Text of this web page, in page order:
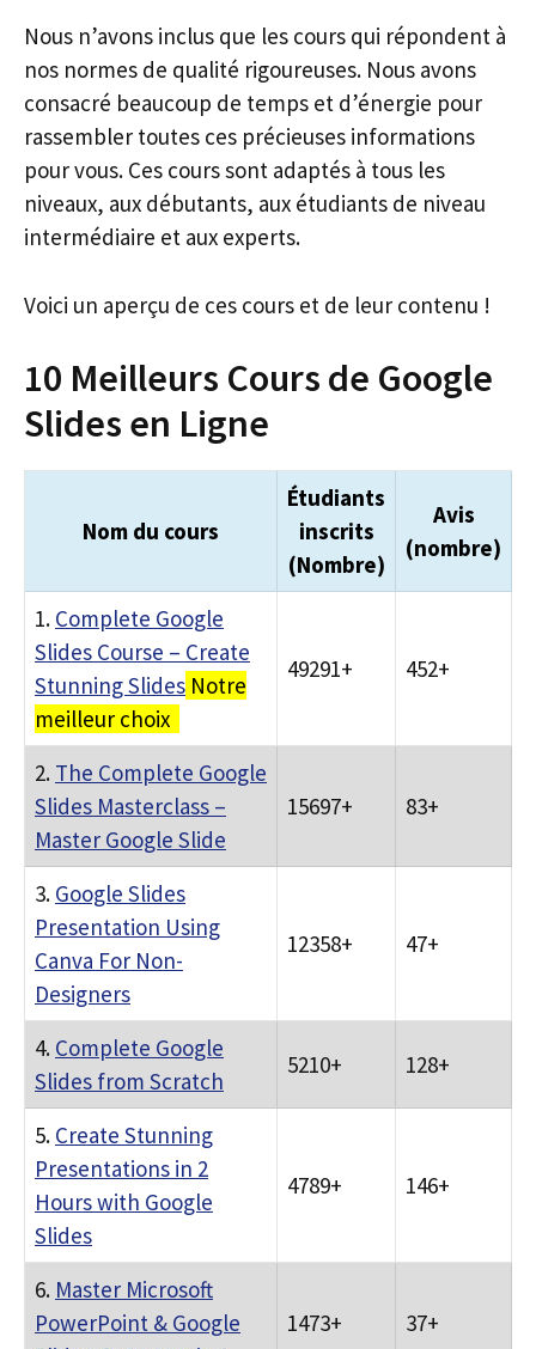
Nous n’avons inclus que les cours qui répondent à
nos normes de qualité rigoureuses. Nous avons
consacré beaucoup de temps et d’énergie pour
rassembler toutes ces précieuses informations
pour vous. Ces cours sont adaptés à tous les
niveaux, aux débutants, aux étudiants de niveau
intermédiaire et aux experts.
Voici un aperçu de ces cours et de leur contenu !
10 Meilleurs Cours de Google
Slides en Ligne
Nom du cours
Étudiants
inscrits
(Nombre)
Avis
(nombre)
1. Complete Google
Slides Course – Create
Stunning Slides Notre
meilleur choix
49291+ 452+
2. The Complete Google
Slides Masterclass –
Master Google Slide
15697+ 83+
3. Google Slides
Presentation Using
Canva For Non-
Designers
12358+ 47+
4. Complete Google
Slides from Scratch
5210+ 128+
5. Create Stunning
Presentations in 2
Hours with Google
Slides
4789+ 146+
6. Master Microsoft
PowerPoint & Google
1473+ 37+